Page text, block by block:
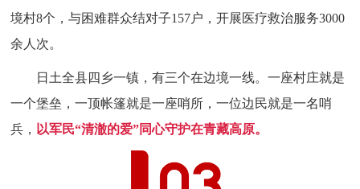
境村8个，与困难群众结对子157户，开展医疗救治服务3000
余人次。
日土全县四乡一镇，有三个在边境一线。一座村庄就是
一个堡垒，一顶帐篷就是一座哨所，一位边民就是一名哨
兵， 以军民“清澈的爱”同心守护在青藏高原。